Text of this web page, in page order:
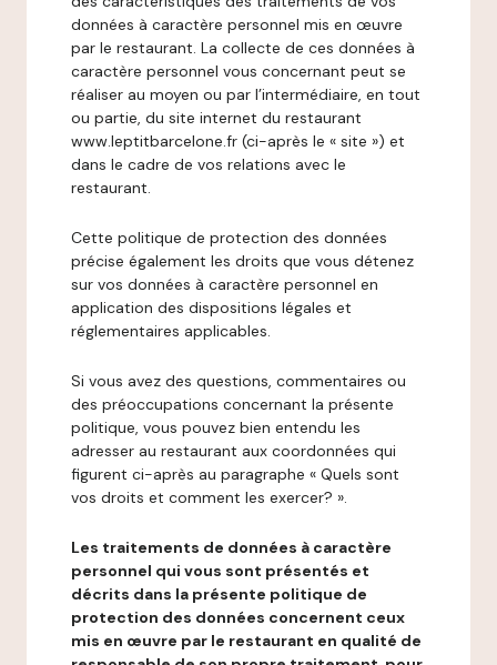
données à caractère personnel mis en œuvre
par le restaurant. La collecte de ces données à
caractère personnel vous concernant peut se
réaliser au moyen ou par l’intermédiaire, en tout
ou partie, du site internet du restaurant
www.leptitbarcelone.fr (ci-après le « site ») et
dans le cadre de vos relations avec le
restaurant.
Cette politique de protection des données
précise également les droits que vous détenez
sur vos données à caractère personnel en
application des dispositions légales et
réglementaires applicables.
Si vous avez des questions, commentaires ou
des préoccupations concernant la présente
politique, vous pouvez bien entendu les
adresser au restaurant aux coordonnées qui
figurent ci-après au paragraphe « Quels sont
vos droits et comment les exercer? ».
Les traitements de données à caractère
personnel qui vous sont présentés et
décrits dans la présente politique de
protection des données concernent ceux
mis en œuvre par le restaurant en qualité de